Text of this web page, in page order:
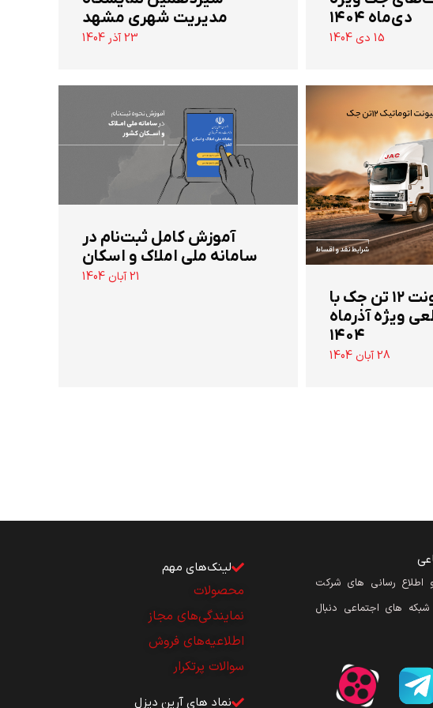
دی‌ماه ۱۴۰۴
15 دی 1404
مدیریت شهری مشهد
23 آذر 1404
‌فروش کامیونت ۱۲ تن جک با
ویژه آذرماه
۱۴۰۴
28 آبان 1404
آموزش کامل ثبت‌نام در
سامانه ملی املاک و اسکان
21 آبان 1404
اطلاع رسانی های شرکت
های اجتماعی دنبال
لینک‌های مهم
محصولات
نمایندگی‌های مجاز
اطلاعیه‌های فروش
سوالات پرتکرار
نماد های آرین دیزل